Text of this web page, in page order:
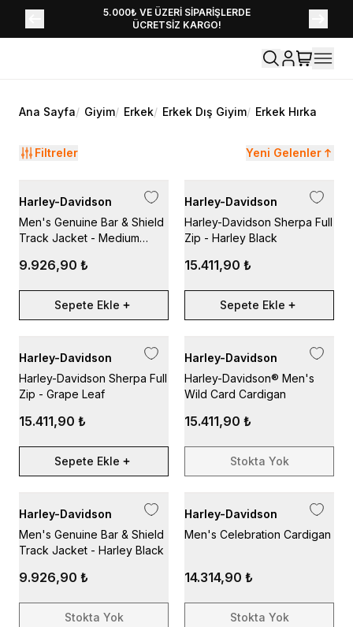
5.000₺ VE ÜZERİ SİPARİŞLERDE
ÜCRETSİZ KARGO!
YENİ SEZON KOLEKSİYONU EKLENDİ,
HEMEN KEŞFET!
Ana Sayfa/ Giyim/ Erkek/ Erkek Dış Giyim/ Erkek Hırka
Filtreler Yeni Gelenler
Harley-Davidson
Men's Genuine Bar & Shield
Track Jacket - Medium
9.926,90 ₺
Sepete Ekle
Harley-Davidson
Harley-Davidson Sherpa Full
Zip - Harley Black
15.411,90 ₺
Sepete Ekle
Harley-Davidson
Harley-Davidson Sherpa Full
Zip - Grape Leaf
15.411,90 ₺
Sepete Ekle
Harley-Davidson
Harley-Davidson® Men's
Wild Card Cardigan
15.411,90 ₺
Stokta Yok
Harley-Davidson
Men's Genuine Bar & Shield
Track Jacket - Harley Black
9.926,90 ₺
Stokta Yok
Harley-Davidson
Men's Celebration Cardigan
14.314,90 ₺
Stokta Yok